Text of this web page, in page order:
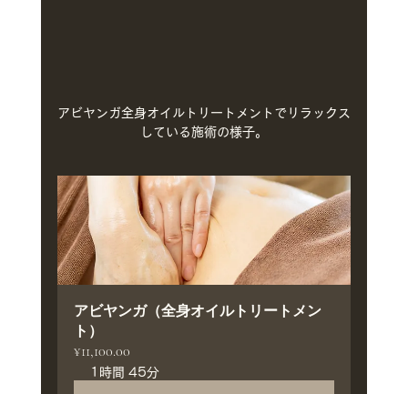
アビヤンガ全身オイルトリートメントでリラックス
している施術の様子。
アビヤンガ（全身オイルトリートメン
ト）
¥11,100.00
1時間 45分